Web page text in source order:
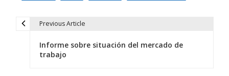
Previous Article
Informe sobre situación del mercado de
trabajo